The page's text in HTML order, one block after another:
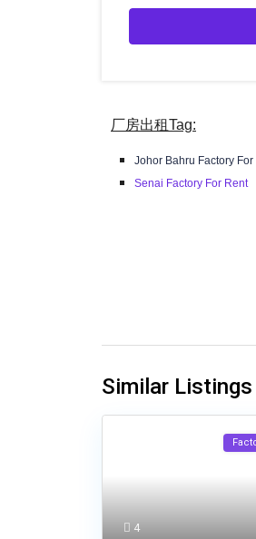
厂房出租Tag:
Johor Bahru Factory For
Senai Factory For Rent
Similar Listings
4